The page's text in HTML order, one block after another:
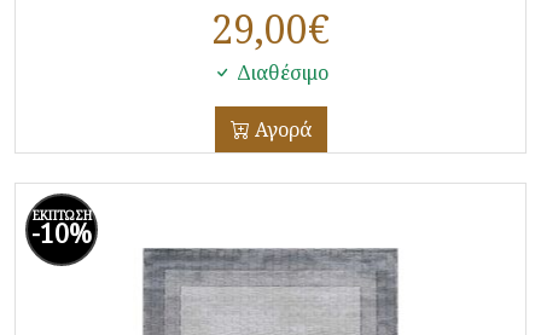
29,00€
Διαθέσιμο
Αγορά
ΕΚΠΤΩΣΗ
-10%